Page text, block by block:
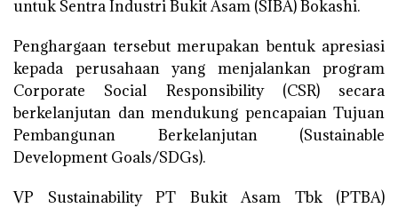
untuk Sentra Industri Bukit Asam (SIBA) Bokashi.
Penghargaan tersebut merupakan bentuk apresiasi
kepada perusahaan yang menjalankan program
Corporate Social Responsibility (CSR) secara
berkelanjutan dan mendukung pencapaian Tujuan
Pembangunan Berkelanjutan (Sustainable
Development Goals/SDGs).
VP Sustainability PT Bukit Asam Tbk (PTBA)